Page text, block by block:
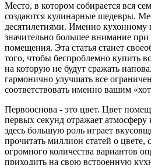
Место, в котором собирается вся
создаются кулинарные шедевры.
десятилетиями. Именно кухонному
значительно большее внимание при
помещения. Эта статья станет
того, чтобы беспроблемно купить
на которую не будут сражать
гармонично улучшать все
соответствовать именно вашим
Первооснова - это цвет. Цвет
первых секунд отражает
здесь большую роль играет
прочитать миллион статей о цвете,
огромного количества вариантов
приходить на свою встроенную